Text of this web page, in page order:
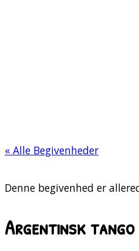
« Alle Begivenheder
Denne begivenhed er
Argentinsk